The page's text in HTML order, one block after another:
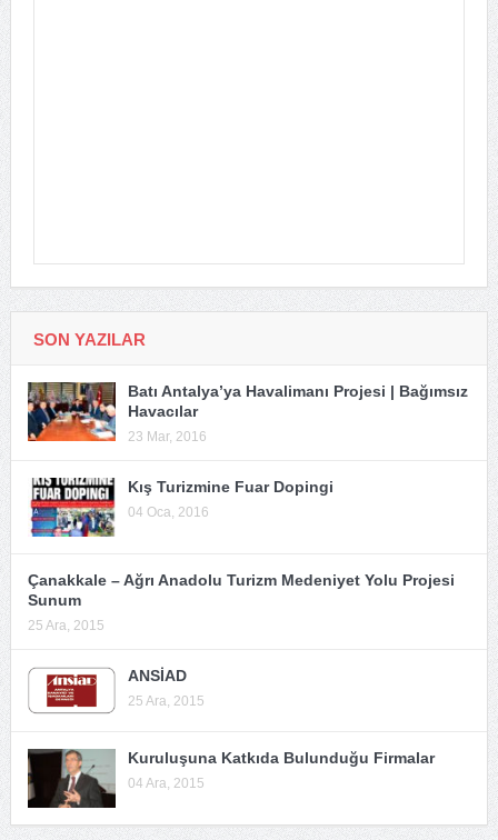
SON YAZILAR
Batı Antalya’ya Havalimanı Projesi | Bağımsız
Havacılar
23 Mar, 2016
Kış Turizmine Fuar Dopingi
04 Oca, 2016
Çanakkale – Ağrı Anadolu Turizm Medeniyet Yolu Projesi
Sunum
25 Ara, 2015
ANSİAD
25 Ara, 2015
Kuruluşuna Katkıda Bulunduğu Firmalar
04 Ara, 2015